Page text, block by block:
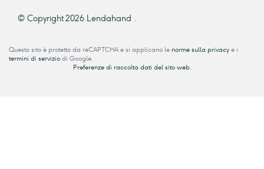
© Copyright 2026 Lendahand .
Questo sito è protetto da reCAPTCHA e si applicano le norme sulla privacy e i
termini di servizio di Google.
Preferenze di raccolta dati del sito web.